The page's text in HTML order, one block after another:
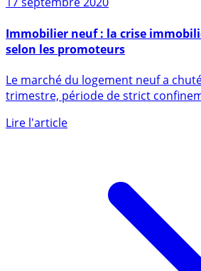
17 septembre 2020
Immobilier neuf : la crise
selon les promoteurs
trimestre, période de strict